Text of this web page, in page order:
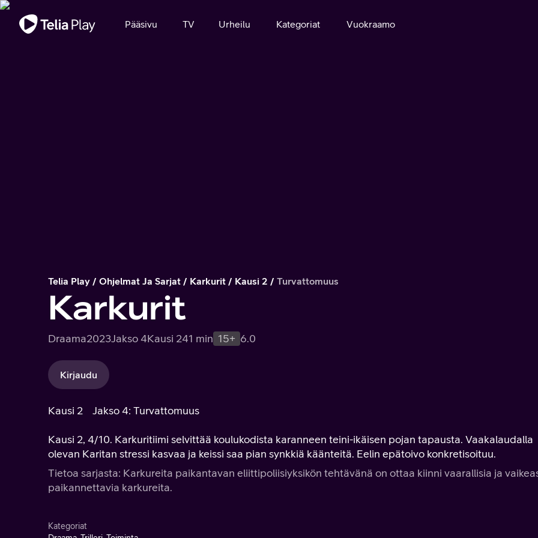
Tärkeä viesti
Pääsivu TV Urheilu Kategoriat Vuokraamo
Telia Play Ohjelmat Ja Sarjat Karkurit Kausi 2 Turvattomuus
Karkurit
Draama2023Jakso 4Kausi 241 min 15+ 6.0
Kirjaudu
Kausi 2 Jakso 4: Turvattomuus
Kausi 2, 4/10. Karkuritiimi selvittää koulukodista karanneen teini-ikäisen pojan tapausta. Vaakalaudalla
olevan Karitan stressi kasvaa ja keissi saa pian synkkiä käänteitä. Eelin epätoivo konkretisoituu.
Tietoa sarjasta: Karkureita paikantavan eliittipoliisiyksikön tehtävänä on ottaa kiinni vaarallisia ja
paikannettavia karkureita.
Kategoriat